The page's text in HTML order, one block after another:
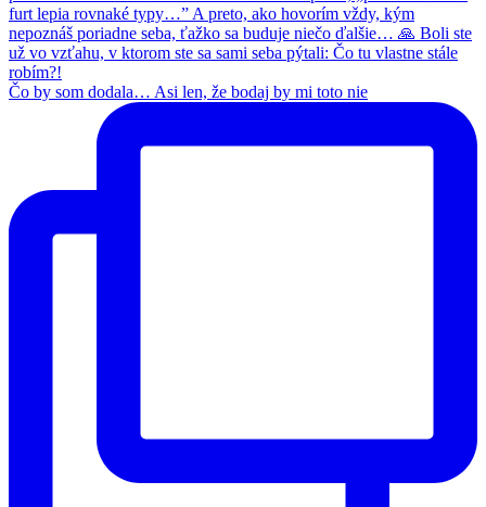
Čo by som dodala… Asi len, že bodaj by mi toto nie